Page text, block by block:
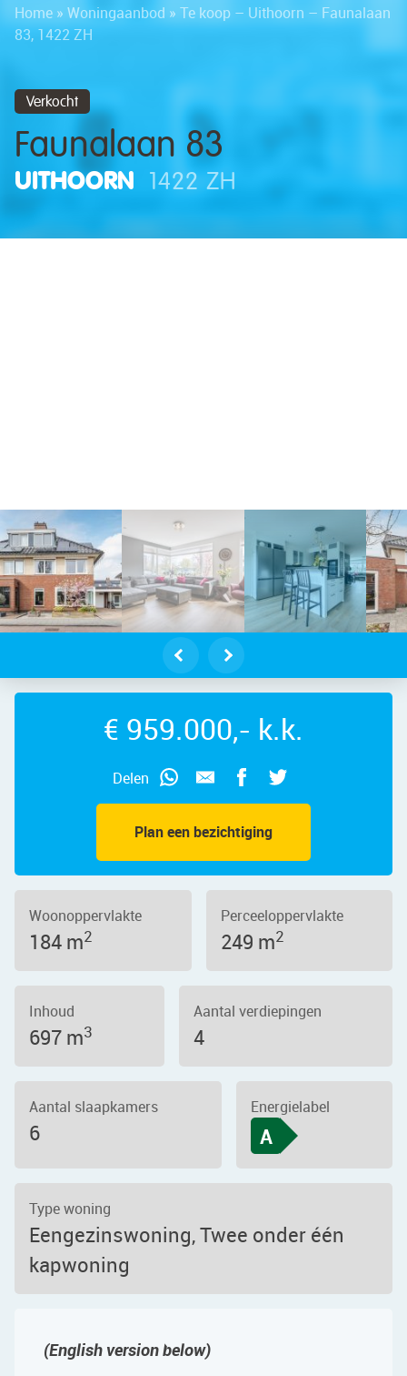
Home » Woningaanbod » Te koop – Uithoorn – Faunalaan
83, 1422 ZH
Verkocht
Faunalaan 83
UITHOORN 1422 ZH
– Faunalaan 83, 1422 ZH –
Plan een bezichtiging
Delen
€ 959.000,- k.k.
Woonoppervlakte
184 m2
Perceeloppervlakte
249 m2
Inhoud
697 m3
Aantal verdiepingen
4
Aantal slaapkamers
6
Energielabel
A
Type woning
Eengezinswoning, Twee onder één
kapwoning
(English version below)